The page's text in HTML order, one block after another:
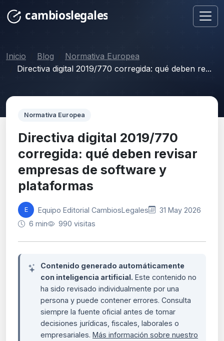
Inicio Blog
Normativa Europea
Directiva digital 2019/770 corregida: qué deben re...
Normativa Europea
Directiva digital 2019/770
corregida: qué deben revisar
empresas de software y
plataformas
E Equipo Editorial CambiosLegales
31 May 2026
6 min
990 visitas
Contenido generado automáticamente
con inteligencia artificial. Este contenido no
ha sido revisado individualmente por una
persona y puede contener errores. Consulta
siempre la fuente oficial antes de tomar
decisiones jurídicas, fiscales, laborales o
empresariales. Más información sobre nuestro